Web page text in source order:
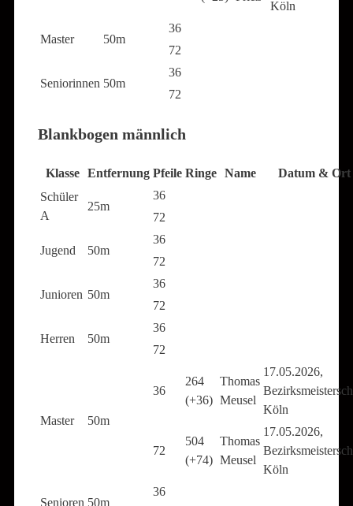
Köln
Master 50m
36
72
Seniorinnen 50m
36
72
Blankbogen männlich
Klasse Entfernung Pfeile Ringe Name
Datum & Ort
Schüler
A
25m
36
72
Jugend 50m
36
72
Junioren 50m
36
72
Herren 50m
36
72
Master 50m
36
264
(+36)
Thomas
Meusel
17.05.2026,
Köln
72
504
(+74)
Thomas
Meusel
17.05.2026,
Köln
Senioren 50m
36